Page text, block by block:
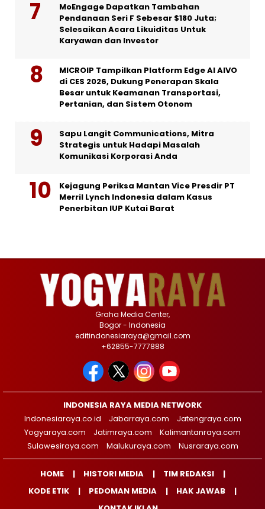
MoEngage Dapatkan Tambahan
Pendanaan Seri F Sebesar $180 Juta;
Selesaikan Acara Likuiditas Untuk
Karyawan dan Investor
MICROIP Tampilkan Platform Edge AI AIVO
di CES 2026, Dukung Penerapan Skala
Besar untuk Keamanan Transportasi,
Pertanian, dan Sistem Otonom
Sapu Langit Communications, Mitra
Strategis untuk Hadapi Masalah
Komunikasi Korporasi Anda
Kejagung Periksa Mantan Vice Presdir PT
Merril Lynch Indonesia dalam Kasus
Penerbitan IUP Kutai Barat
Graha Media Center,
Bogor - Indonesia
editindonesiaraya@gmail.com
+62855-7777888
INDONESIA RAYA MEDIA NETWORK
Indonesiaraya.co.id
Jabarraya.com
Jatengraya.com
Yogyaraya.com
Jatimraya.com
Kalimantanraya.com
Sulawesiraya.com
Malukuraya.com Nusraraya.com
HOME HISTORI MEDIA
TIM REDAKSI
KODE ETIK
PEDOMAN MEDIA
HAK JAWAB